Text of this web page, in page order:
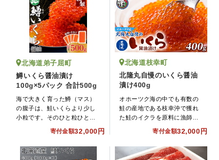
北海道弟子屈町
鱒いくら醤油漬け
100g×5パック 合計500g
海で大きく育った鱒（マス）
の腹子は、鮭いくらより少し
小粒です。そのひと粒ひと粒
に、濃厚な味がギュッと凝縮
されており、豊潤な味わいで
す。粒は柔らかく、食感と溢
れる旨味は、鮭いくらと比べ
寄付金額32,000円
北海道枝幸町
北隆丸自慢のいくら醤油
漬け400g
オホーツク海の中でも有数の
鮭の産地である枝幸沖で獲れ
た鮭のイクラを原料に漁師さ
んが作った醤油漬けです。柔
らかな口ざわりと豊かな味わ
いをお楽しみ下さい。
寄付金額32,000円